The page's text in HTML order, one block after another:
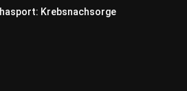
Krebsnachsorge